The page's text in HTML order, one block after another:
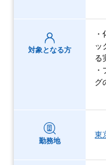
対象となる方
ッ
る
グ
勤務地
東